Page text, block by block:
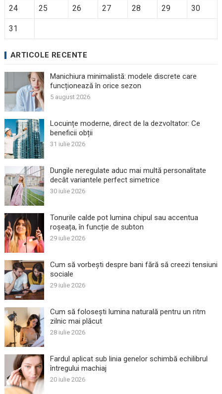
24 25 26 27 28 29 30
31
ARTICOLE RECENTE
Manichiura minimalistă: modele discrete care
funcționează în orice sezon
5 august 2026
Locuințe moderne, direct de la dezvoltator: Ce
beneficii obții
31 iulie 2026
Dungile neregulate aduc mai multă personalitate
decât variantele perfect simetrice
30 iulie 2026
Tonurile calde pot lumina chipul sau accentua
roșeața, în funcție de subton
29 iulie 2026
Cum să vorbești despre bani fără să creezi tensiuni
sociale
29 iulie 2026
Cum să folosești lumina naturală pentru un ritm
zilnic mai plăcut
28 iulie 2026
Fardul aplicat sub linia genelor schimbă echilibrul
întregului machiaj
20 iulie 2026